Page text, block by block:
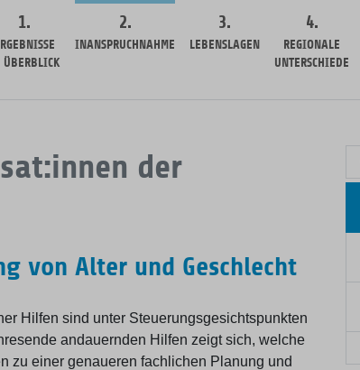
1. 2.
INANSPRUCHNAHME
3.
LEBENSLAGEN
4.
REGIONALE
UNTERSCHIEDE
der
von Alter und Geschlecht
Hilfen sind unter Steuerungsgesichtspunkten
andauernden Hilfen zeigt sich, welche
zu einer genaueren fachlichen Planung und